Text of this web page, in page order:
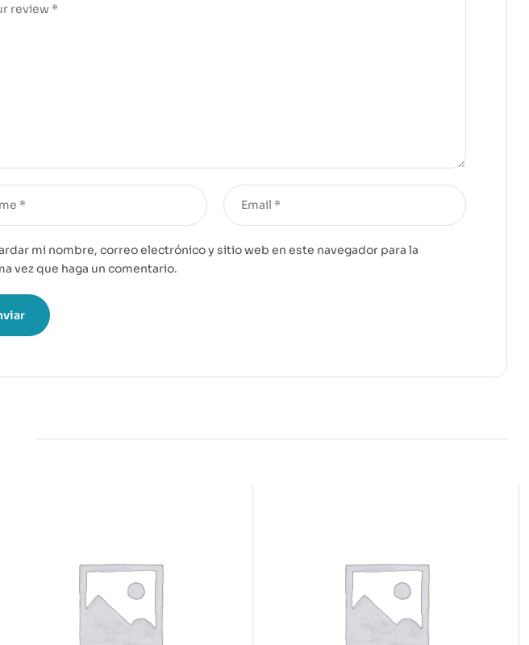
mi nombre, correo electrónico y sitio web en este navegador para la
vez que haga un comentario.